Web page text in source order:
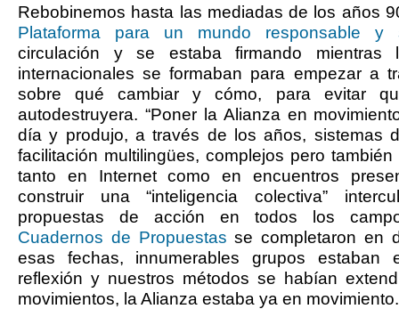
Rebobinemos hasta las mediadas de los años
Plataforma para un mundo responsable y
circulación y se estaba firmando mientras
internacionales se formaban para empezar a
sobre qué cambiar y cómo, para evitar
autodestruyera. “Poner la Alianza en
día y produjo, a través de los años, sistemas
facilitación multilingües, complejos pero
tanto en Internet como en encuentros
construir una “inteligencia colectiva”
propuestas de acción en todos los
Cuadernos de Propuestas se completaron en
esas fechas, innumerables grupos estaban
reflexión y nuestros métodos se habían
movimientos, la Alianza estaba ya en movimiento.